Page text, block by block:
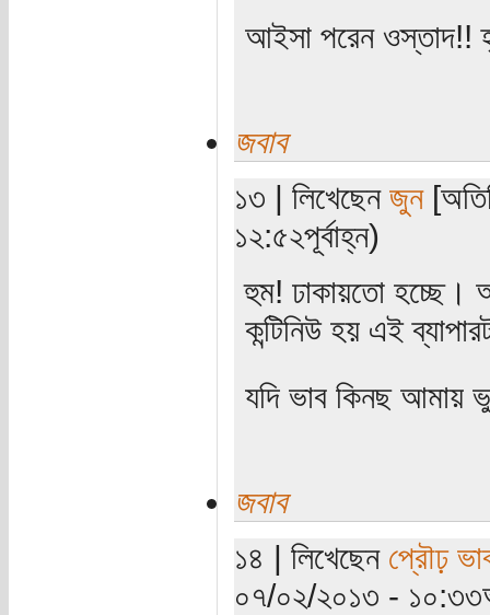
আইসা পরেন ওস্তাদ!!
জবাব
১৩ | লিখেছেন জুন
১২:৫২পূর্বাহ্ন)
হুম! ঢাকায়তো হচ্ছে।
কন্টিনিউ হয় এই
যদি ভাব কিনছ আমায়
জবাব
১৪ | লিখেছেন প্রৌঢ়
০৭/০২/২০১৩ -